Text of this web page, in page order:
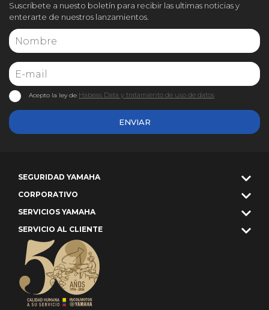
Suscríbete a nuesto boletín para recibir las ultimas noticias y
enterarte de nuestros lanzamientos.
ENVIAR
Acepto la ley de Habeas Data y tratamiento de uso de datos
SEGURIDAD YAMAHA
CORPORATIVO
SERVICIOS YAMAHA
SERVICIO AL CLIENTE